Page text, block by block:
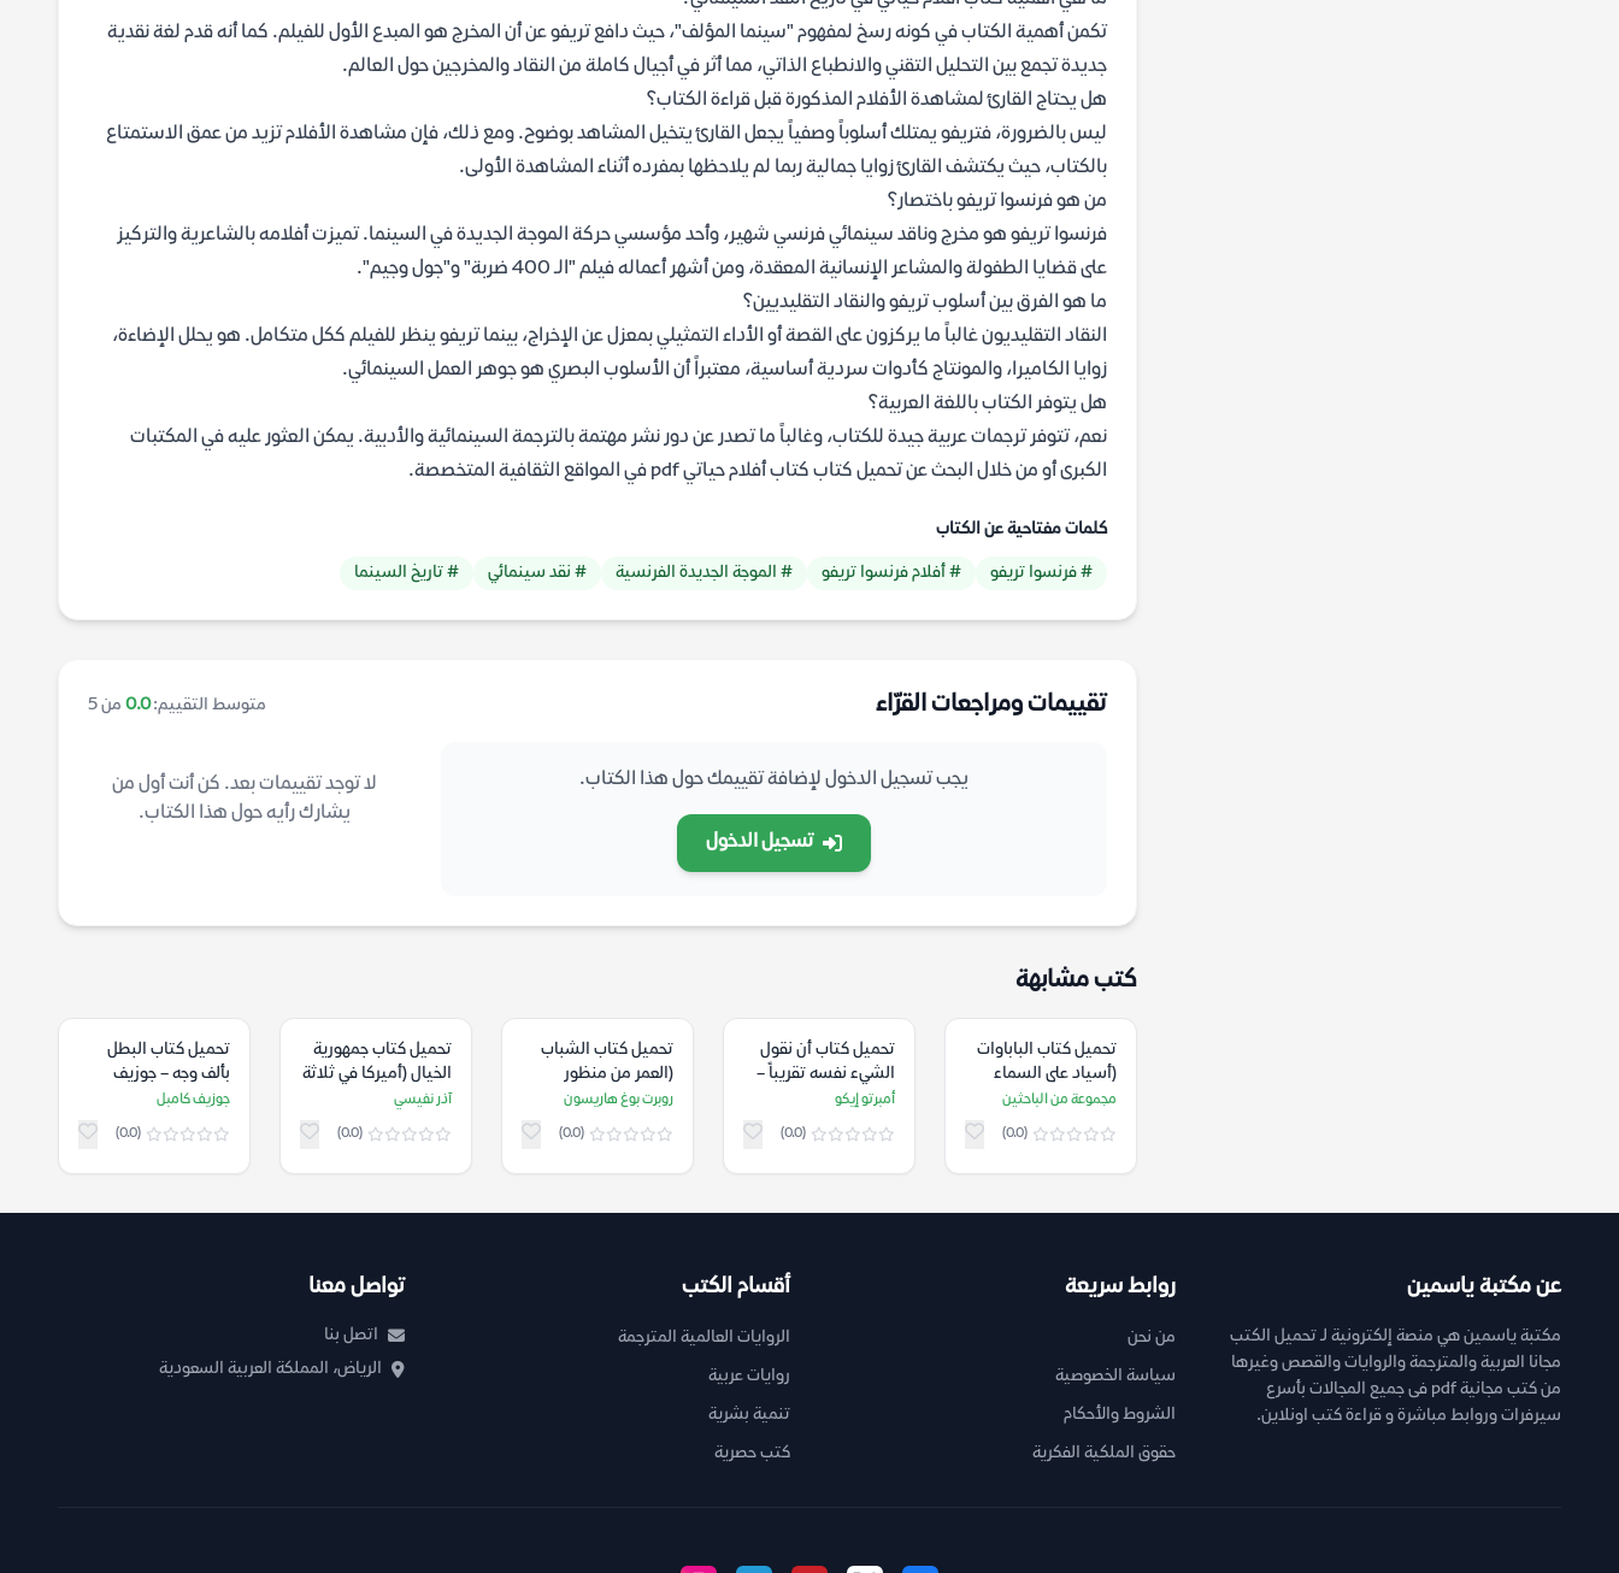
تكمن أهمية الكتاب في كونه رسخ لمفهوم "سينما المؤلف"، حيث دافع تريفو عن أن المخرج هو المبدع الأول للفيلم. كما أنه قدم لغة نقدية
جديدة تجمع بين التحليل التقني والانطباع الذاتي، مما أثر في أجيال كاملة من النقاد والمخرجين حول العالم.
هل يحتاج القارئ لمشاهدة الأفلام المذكورة قبل قراءة الكتاب؟
ليس بالضرورة، فتريفو يمتلك أسلوباً وصفياً يجعل القارئ يتخيل المشاهد بوضوح. ومع ذلك، فإن مشاهدة الأفلام تزيد من عمق الاستمتاع
بالكتاب، حيث يكتشف القارئ زوايا جمالية ربما لم يلاحظها بمفرده أثناء المشاهدة الأولى.
من هو فرنسوا تريفو باختصار؟
فرنسوا تريفو هو مخرج وناقد سينمائي فرنسي شهير، وأحد مؤسسي حركة الموجة الجديدة في السينما. تميزت أفلامه بالشاعرية والتركيز
على قضايا الطفولة والمشاعر الإنسانية المعقدة، ومن أشهر أعماله فيلم "الـ 400 ضربة" و"جول وجيم".
ما هو الفرق بين أسلوب تريفو والنقاد التقليديين؟
النقاد التقليديون غالباً ما يركزون على القصة أو الأداء التمثيلي بمعزل عن الإخراج، بينما تريفو ينظر للفيلم ككل متكامل. هو يحلل الإضاءة،
زوايا الكاميرا، والمونتاج كأدوات سردية أساسية، معتبراً أن الأسلوب البصري هو جوهر العمل السينمائي.
هل يتوفر الكتاب باللغة العربية؟
نعم، تتوفر ترجمات عربية جيدة للكتاب، وغالباً ما تصدر عن دور نشر مهتمة بالترجمة السينمائية والأدبية. يمكن العثور عليه في المكتبات
الكبرى أو من خلال البحث عن تحميل كتاب كتاب أفلام حياتي pdf في المواقع الثقافية المتخصصة.
كلمات مفتاحية عن الكتاب
# فرنسوا تريفو # أفلام فرنسوا تريفو # الموجة الجديدة الفرنسية # نقد سينمائي # تاريخ السينما
تقييمات ومراجعات القرّاء متوسط التقييم:0.0 من 5
يجب تسجيل الدخول لإضافة تقييمك حول هذا الكتاب.
تسجيل الدخول
لا توجد تقييمات بعد. كن أنت أول من
يشارك رأيه حول هذا الكتاب.
كتب مشابهة
تحميل كتاب الباباوات
(أسياد على السماء
والأرض) – مجموعة من
مجموعة من الباحثين
(0.0)
تحميل كتاب أن نقول
الشيء نفسه تقريباً –
أمبرتو إيكو
أمبرتو إيكو
(0.0)
تحميل كتاب الشباب
(العمر من منظور
التاريخ الثقافي) –
روبرت بوغ هاريسون
روبرت بوغ هاريسون
(0.0)
تحميل كتاب جمهورية
الخيال (أميركا في ثلاثة
كتب) – آذر نفيسي
آذر نفيسي
(0.0)
تحميل كتاب البطل
بألف وجه – جوزيف
كامبل
جوزيف كامبل
(0.0)
عن مكتبة ياسمين
مكتبة ياسمين هي منصة إلكترونية لـ تحميل الكتب
مجانا العربية والمترجمة والروايات والقصص وغيرها
من كتب مجانية pdf فى جميع المجالات بأسرع
سيرفرات وروابط مباشرة و قراءة كتب اونلاين.
روابط سريعة
من نحن
سياسة الخصوصية
الشروط والأحكام
حقوق الملكية الفكرية
أقسام الكتب
الروايات العالمية المترجمة
روايات عربية
تنمية بشرية
كتب حصرية
تواصل معنا
اتصل بنا
الرياض، المملكة العربية السعودية